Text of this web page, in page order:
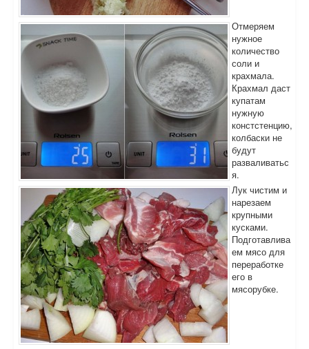
Отмеряем
нужное
количество
соли и
крахмала.
Крахмал даст
купатам
нужную
констстенцию,
колбаски не
будут
разваливатьс
я.
Лук чистим и
нарезаем
крупными
кусками.
Подготавлива
ем мясо для
переработке
его в
мясорубке.